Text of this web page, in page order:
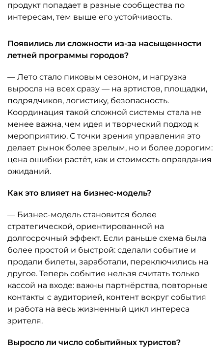
продукт попадает в разные сообщества по
интересам, тем выше его устойчивость.
Появились ли сложности из-за насыщенности
летней программы городов?
— Лето стало пиковым сезоном, и нагрузка
выросла на всех сразу — на артистов, площадки,
подрядчиков, логистику, безопасность.
Координация такой сложной системы стала не
менее важна, чем идея и творческий подход к
мероприятию. С точки зрения управления это
делает рынок более зрелым, но и более дорогим:
цена ошибки растёт, как и стоимость оправдания
ожиданий.
Как это влияет на бизнес-модель?
— Бизнес-модель становится более
стратегической, ориентированной на
долгосрочный эффект. Если раньше схема была
более простой и быстрой: сделали событие и
продали билеты, заработали, переключились на
другое. Теперь событие нельзя считать только
кассой на входе: важны партнёрства, повторные
контакты с аудиторией, контент вокруг события
и работа на весь жизненный цикл интереса
зрителя.
Выросло ли число событийных туристов?